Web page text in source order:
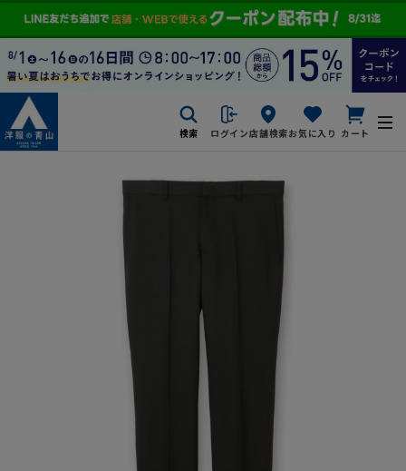
検索 ログイン店舗検索お気に入り カート